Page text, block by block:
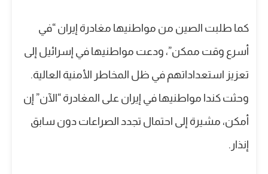
كما طلبت الصين من مواطنيها مغادرة إيران “في
أسرع وقت ممكن”، ودعت مواطنيها في إسرائيل إلى
تعزيز استعداداتهم في ظل المخاطر الأمنية العالية.
وحثت كندا مواطنيها في إيران على المغادرة “الآن” إن
أمكن، مشيرة إلى احتمال تجدد الصراعات دون سابق
إنذار.